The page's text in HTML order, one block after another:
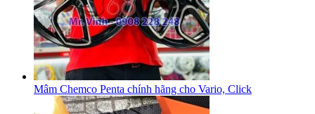
Mâm Chemco Penta chính hãng cho Vario, Click